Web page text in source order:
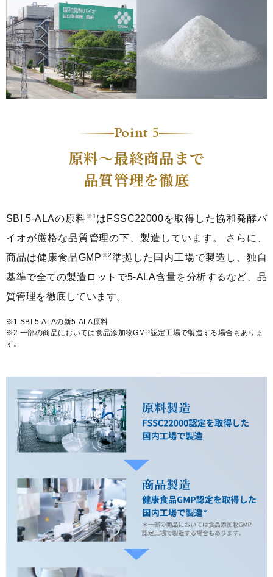
Point 5
原料～最終商品まで
品質管理を徹底
SBI 5-ALAの原料※1 はFSSC22000を取得した協和発酵バ
イオが厳格な品質管理の下、製造しています。 さらに、
商品は健康食品GMP ※2準拠した国内工場で製造し、独自
基準で全ての製造ロットで5‑ALA含量を分析するなど、品
質管理を徹底しています。
※1 SBI 5-ALAの新5-ALA原料
※2 一部の商品においては食品添加物GMP認定工場で製造する場合もありま
す。